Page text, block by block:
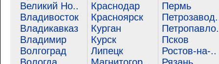
Великий Но..
Владивосток
Владикавказ
Владимир
Волгоград
Краснодар
Красноярск
Курган
Курск
Липецк
Пермь
Псков
Ростов-на-..